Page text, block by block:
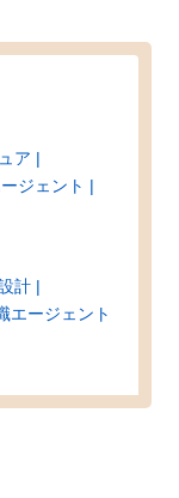
ア
ジェント
計
エージェント